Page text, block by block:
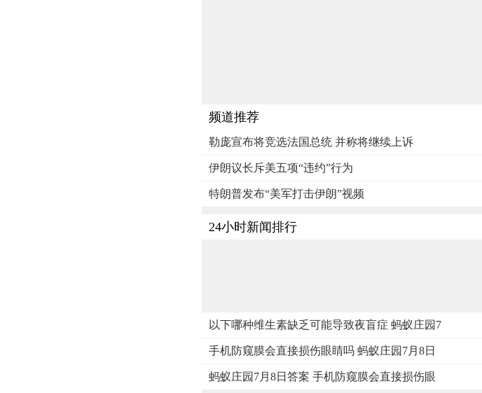
频道推荐
勒庞宣布将竞选法国总统 并称将继续上诉
伊朗议长斥美五项“违约”行为
特朗普发布“美军打击伊朗”视频
24小时新闻排行
以下哪种维生素缺乏可能导致夜盲症 蚂蚁庄园7
手机防窥膜会直接损伤眼睛吗 蚂蚁庄园7月8日
蚂蚁庄园7月8日答案 手机防窥膜会直接损伤眼